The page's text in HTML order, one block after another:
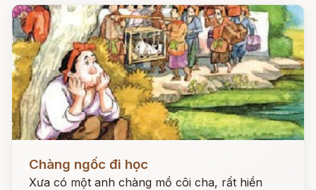
Chàng ngốc đi học
Xưa có một anh chàng mồ côi cha, rất hiền